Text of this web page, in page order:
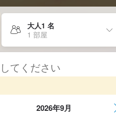
大人1 名
1 部屋
てください
2026年9月